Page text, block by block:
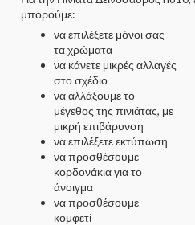
μπορούμε:
να επιλέξετε μόνοι σας
τα χρώματα
να κάνετε μικρές αλλαγές
στο σχέδιο
να αλλάξουμε το
μέγεθος της πινιάτας, με
μικρή επιβάρυνση
να επιλέξετε εκτύπωση
να προσθέσουμε
κορδονάκια για το
άνοιγμα
να προσθέσουμε
κομφετί